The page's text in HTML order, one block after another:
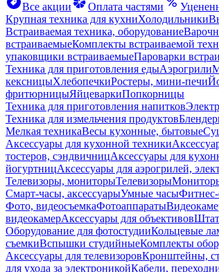
Все акции
Оплата частями
Крупная техника для кухниХолодильники
Встраиваемая техника, оборудование
встраиваемыеКомплекты встраиваемой
упаковщики встраиваемыеПароварки
Техника для приготовления едыАэрогрили
кексницыХлебопечкиРостеры, мини-печи
фритюрницыЯйцеваркиПопкорницы
Техника для приготовления напитков
Техника для измельчения продуктов
Мелкая техникаВесы кухонные, бытовые
Аксессуары для кухонной техники
тостеров, сэндвичницАксессуары для
йогуртницАксессуары для аэрогрилей,
Телевизоры, мониторыТелевизоры
Смарт-часы, аксессуарыУмные часыФитнес-
Фото, видеосъемкаФотоаппараты
видеокамерАксессуары для объективов
Оборудование для фотостудииКольцевые
съемкиВспышки студийныеКомплекты
Аксессуары для телевизоровКронштейны,
для ухода за электроникойКабели,